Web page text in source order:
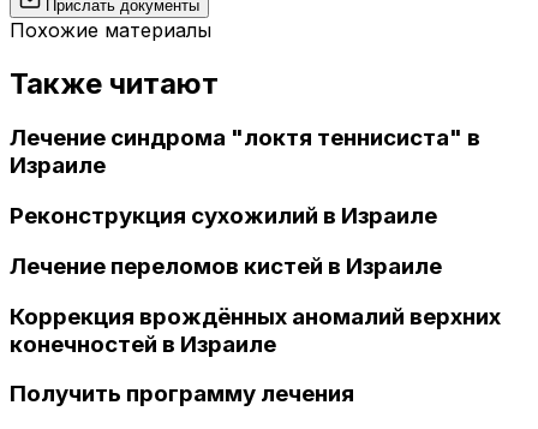
Прислать документы
Похожие материалы
Также читают
Лечение синдрома "локтя теннисиста" в
Израиле
Реконструкция сухожилий в Израиле
Лечение переломов кистей в Израиле
Коррекция врождённых аномалий верхних
конечностей в Израиле
Получить программу лечения